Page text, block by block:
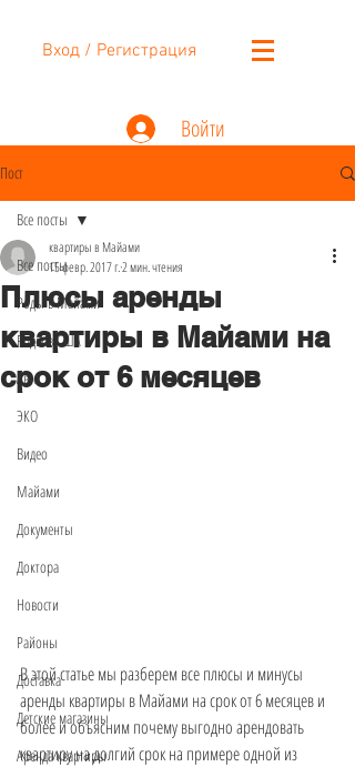
Вход / Регистрация
Войти
Пост
Все посты
Роды в Майами
Роды в США
Авто
ЭКО
Видео
Майами
Документы
Доктора
Новости
Районы
Доставка
Детские магазины
Аренда квартиры
Все посты
Плюсы аренды
квартиры в Майами на
срок от 6 месяцев
квартиры в Майами
15 февр. 2017 г.2 мин. чтения
В этой статье мы разберем все плюсы и минусы
аренды квартиры в Майами на срок от 6 месяцев и
более и объясним почему выгодно арендовать
квартиру на долгий срок на примере одной из